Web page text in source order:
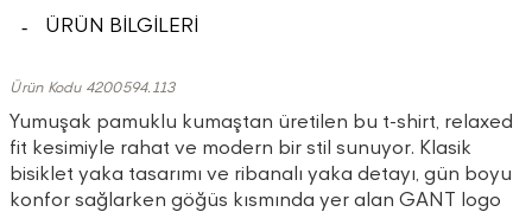
ÜRÜN BİLGİLERİ
Ürün Kodu 4200594.113
Yumuşak pamuklu kumaştan üretilen bu t-shirt, relaxed
fit kesimiyle rahat ve modern bir stil sunuyor. Klasik
bisiklet yaka tasarımı ve ribanalı yaka detayı, gün boyu
konfor sağlarken göğüs kısmında yer alan GANT logo